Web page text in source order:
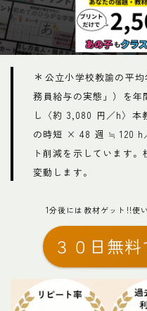
＊ 公立小学校教諭の平
務員給与の実態」）を
し〈約 3,080 円／h〉本
の時短 × 48 週 ≒ 120 h
ト削減を示しています
変動します。
1分後には教材ゲット!!使
３０日無